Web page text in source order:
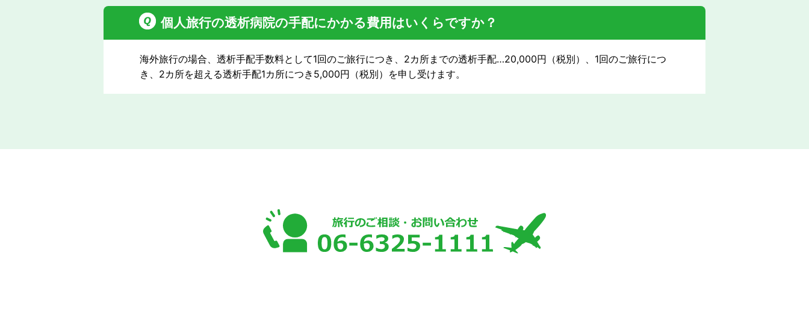
個人旅行の透析病院の手配にかかる費用はいくらですか？
海外旅行の場合、透析手配手数料として1回のご旅行につき、2カ所までの透析手配…20,000円（税別）、1回のご旅行につ
き、2カ所を超える透析手配1カ所につき5,000円（税別）を申し受けます。